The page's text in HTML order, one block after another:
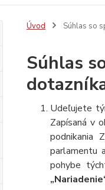
Úvod Súhlas so
Súhlas
Udeľujete
Zapísaná v
podnikania
parlamentu
pohybe